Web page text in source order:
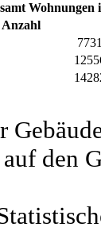
Wohnungen
Anzahl
7731
den